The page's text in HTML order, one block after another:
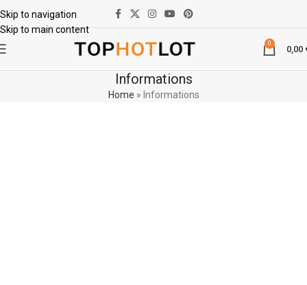
Skip to navigation
Skip to main content
0
0,00
Informations
Home » Informations